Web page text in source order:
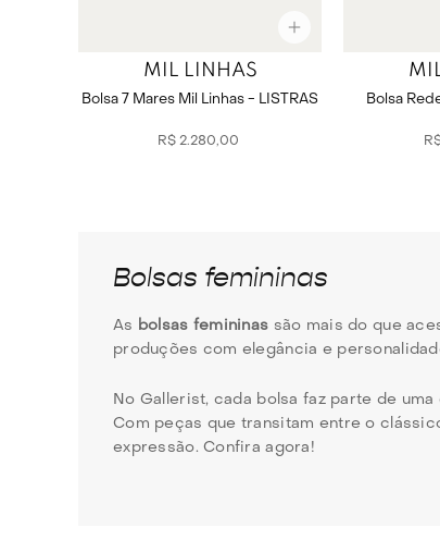
MIL LINHAS
Bolsa 7 Mares Mil Linhas - LISTRAS
R$ 2.280,00
Bolsa
Bolsas femininas
As bolsas femininas são mais do que
produções com elegância e
No Gallerist, cada bolsa faz parte de
Com peças que transitam entre o
expressão. Confira agora!
Quais são os tipos de